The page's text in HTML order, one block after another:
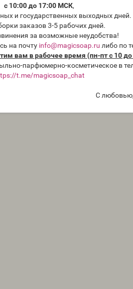
с 10:00 до 17:00 МСК,
и государственных выходных дней.
заказов 3-5 рабочих дней.
за возможные неудобства!
на почту info@magicsoap.ru либо по
вам в рабочее время (пн-пт с 10 до
парфюмерно-косметическое в
t.me/magicsoap_chat
С